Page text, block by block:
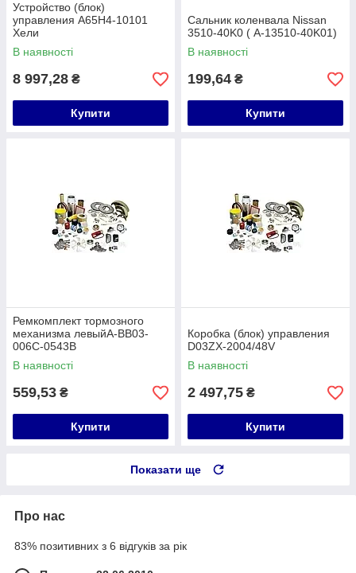
Устройство (блок)
управления A65H4-10101
Хели
В наявності
8 997,28 ₴
Купити
Сальник коленвала Nissan
3510-40K0 ( A-13510-40K01)
В наявності
199,64 ₴
Купити
Ремкомплект тормозного
механизма левыйA-BB03-
006C-0543B
В наявності
559,53 ₴
Купити
Коробка (блок) управления
D03ZX-2004/48V
В наявності
2 497,75 ₴
Купити
Показати ще
Про нас
83% позитивних з 6 відгуків за рік